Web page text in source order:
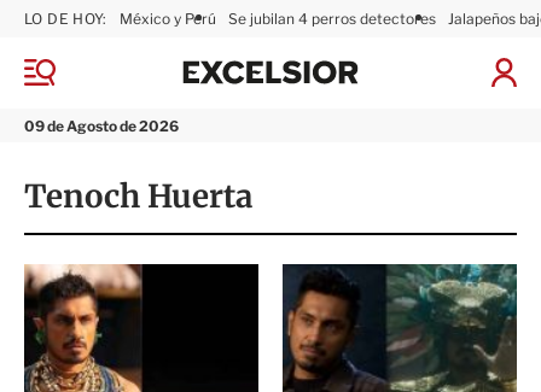
M
n
09 de Agosto de 2026
LO DE HOY: México y Perú Se jubilan 4 perros detectores Jalapeños
I
S
e
s
i
ó
x
r
Tenoch Huerta